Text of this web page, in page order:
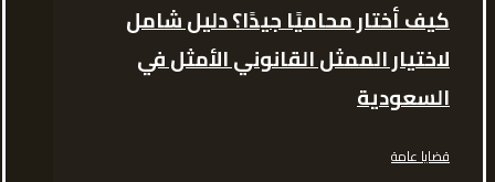
كيف أختار محاميًا جيدًا؟ دليل شامل
لاختيار الممثل القانوني الأمثل في
السعودية
قضايا عامة